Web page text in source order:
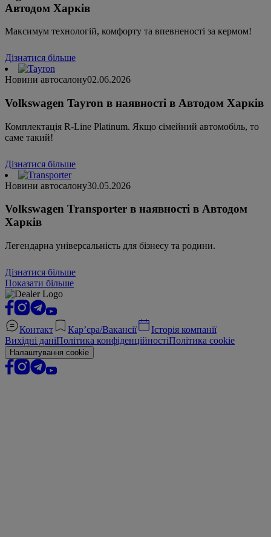
Автодом Харків
Максимум технологій, комфорту та впевненості за кермом!
Дізнатися більше
Новини автосалону02.06.2026
Volkswagen Tayron в наявності в Автодом Харків
Комплектація R-Line Platinum. Якщо сімейний автомобіль, то
саме такий!
Дізнатися більше
Новини автосалону30.05.2026
Volkswagen Transporter в наявності в Автодом
Харків
Легендарна універсальність для бізнесу та родини.
Дізнатися більше
Показати більше
Контакт Кар’єра/Вакансії
Історія компанії
Вихідні даніПолітика конфіденційностіПолітика cookie
Налаштування cookie